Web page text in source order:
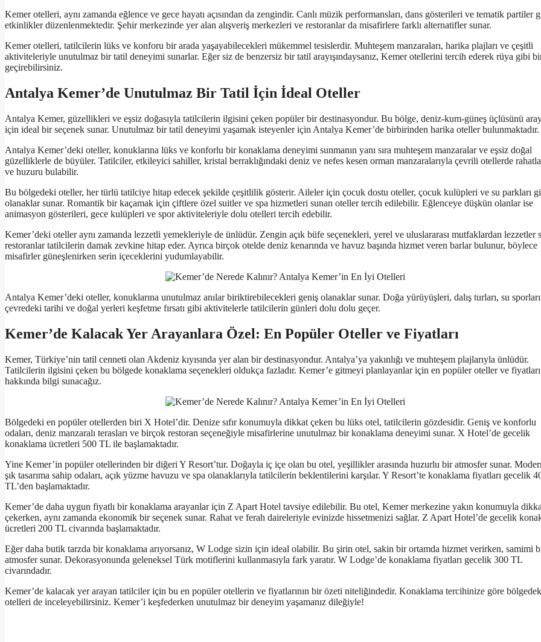
Kemer otelleri, aynı zamanda eğlence ve gece hayatı açısından da zengindir. Canlı müzik performansları, dans gösterileri ve tematik partiler
etkinlikler düzenlenmektedir. Şehir merkezinde yer alan alışveriş merkezleri ve restoranlar da misafirlere farklı alternatifler sunar.
Kemer otelleri, tatilcilerin lüks ve konforu bir arada yaşayabilecekleri mükemmel tesislerdir. Muhteşem manzaraları, harika plajları ve çeşitli
aktiviteleriyle unutulmaz bir tatil deneyimi sunarlar. Eğer siz de benzersiz bir tatil arayışındaysanız, Kemer otellerini tercih ederek rüya gibi
geçirebilirsiniz.
Antalya Kemer’de Unutulmaz Bir Tatil İçin İdeal Oteller
Antalya Kemer, güzellikleri ve eşsiz doğasıyla tatilcilerin ilgisini çeken popüler bir destinasyondur. Bu bölge, deniz-kum-güneş üçlüsünü
için ideal bir seçenek sunar. Unutulmaz bir tatil deneyimi yaşamak isteyenler için Antalya Kemer’de birbirinden harika oteller bulunmaktadır.
Antalya Kemer’deki oteller, konuklarına lüks ve konforlu bir konaklama deneyimi sunmanın yanı sıra muhteşem manzaralar ve eşsiz doğal
güzelliklerle de büyüler. Tatilciler, etkileyici sahiller, kristal berraklığındaki deniz ve nefes kesen orman manzaralarıyla çevrili otellerde
ve huzuru bulabilir.
Bu bölgedeki oteller, her türlü tatilciye hitap edecek şekilde çeşitlilik gösterir. Aileler için çocuk dostu oteller, çocuk kulüpleri ve su parkları
olanaklar sunar. Romantik bir kaçamak için çiftlere özel suitler ve spa hizmetleri sunan oteller tercih edilebilir. Eğlenceye düşkün olanlar ise
animasyon gösterileri, gece kulüpleri ve spor aktiviteleriyle dolu otelleri tercih edebilir.
Kemer’deki oteller aynı zamanda lezzetli yemekleriyle de ünlüdür. Zengin açık büfe seçenekleri, yerel ve uluslararası mutfaklardan lezzetler
restoranlar tatilcilerin damak zevkine hitap eder. Ayrıca birçok otelde deniz kenarında ve havuz başında hizmet veren barlar bulunur, böylece
misafirler güneşlenirken serin içeceklerini yudumlayabilir.
Antalya Kemer’deki oteller, konuklarına unutulmaz anılar biriktirebilecekleri geniş olanaklar sunar. Doğa yürüyüşleri, dalış turları, su
çevredeki tarihi ve doğal yerleri keşfetme fırsatı gibi aktivitelerle tatilcilerin günleri dolu dolu geçer.
Kemer’de Kalacak Yer Arayanlara Özel: En Popüler Oteller ve Fiyatları
Kemer, Türkiye’nin tatil cenneti olan Akdeniz kıyısında yer alan bir destinasyondur. Antalya’ya yakınlığı ve muhteşem plajlarıyla ünlüdür.
Tatilcilerin ilgisini çeken bu bölgede konaklama seçenekleri oldukça fazladır. Kemer’e gitmeyi planlayanlar için en popüler oteller ve fiyatları
hakkında bilgi sunacağız.
Bölgedeki en popüler otellerden biri X Hotel’dir. Denize sıfır konumuyla dikkat çeken bu lüks otel, tatilcilerin gözdesidir. Geniş ve konforlu
odaları, deniz manzaralı terasları ve birçok restoran seçeneğiyle misafirlerine unutulmaz bir konaklama deneyimi sunar. X Hotel’de gecelik
konaklama ücretleri 500 TL ile başlamaktadır.
Yine Kemer’in popüler otellerinden bir diğeri Y Resort’tur. Doğayla iç içe olan bu otel, yeşillikler arasında huzurlu bir atmosfer sunar.
şık tasarıma sahip odaları, açık yüzme havuzu ve spa olanaklarıyla tatilcilerin beklentilerini karşılar. Y Resort’te konaklama fiyatları gecelik
TL’den başlamaktadır.
Kemer’de daha uygun fiyatlı bir konaklama arayanlar için Z Apart Hotel tavsiye edilebilir. Bu otel, Kemer merkezine yakın konumuyla
çekerken, aynı zamanda ekonomik bir seçenek sunar. Rahat ve ferah daireleriyle evinizde hissetmenizi sağlar. Z Apart Hotel’de gecelik
ücretleri 200 TL civarında başlamaktadır.
Eğer daha butik tarzda bir konaklama arıyorsanız, W Lodge sizin için ideal olabilir. Bu şirin otel, sakin bir ortamda hizmet verirken, samimi
atmosfer sunar. Dekorasyonunda geleneksel Türk motiflerini kullanmasıyla fark yaratır. W Lodge’de konaklama fiyatları gecelik 300 TL
civarındadır.
Kemer’de kalacak yer arayan tatilciler için bu en popüler otellerin ve fiyatlarının bir özeti niteliğindedir. Konaklama tercihinize göre
otelleri de inceleyebilirsiniz. Kemer’i keşfederken unutulmaz bir deneyim yaşamanız dileğiyle!